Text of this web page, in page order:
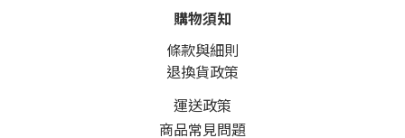
購物須知
條款與細則
退換貨政策
運送政策
商品常見問題